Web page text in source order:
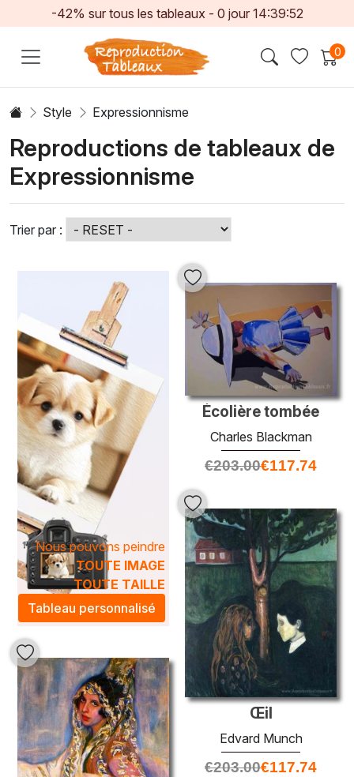
-42% sur tous les tableaux - 0 jour 14:39:50
0
Style Expressionnisme
Reproductions de tableaux de
Expressionnisme
Trier par :
Nous pouvons peindre
TOUTE IMAGE
TOUTE TAILLE
Tableau personnalisé
Écolière tombée
Charles Blackman
€203.00€117.74
Œil
Edvard Munch
€203.00€117.74